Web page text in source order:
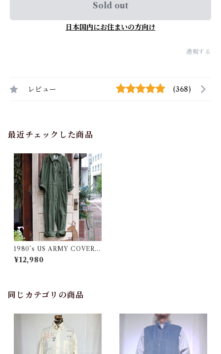
Sold out
日本国内にお住まいの方向け
通報する
レビュー (368)
最近チェックした商品
1980’s US ARMY COVERA
LLS / 80年代 アメリカ軍 カ
バーオールズ / ツナギ
¥12,980
同じカテゴリの商品